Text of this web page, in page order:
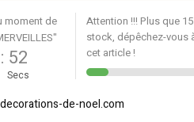
moment de
: 52
Secs
Attention !!! Plus que
stock, dépêchez-vous
cet article !